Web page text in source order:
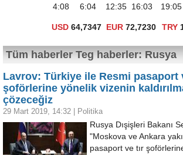
4:08
6:04 12:35 16:03 19:05
USD 64,7347 EUR 72,7230 TRY
Tüm haberler Teg haberler: Rusya
Lavrov: Türkiye ile Resmi pasaport
şoförlerine yönelik vizenin
çözeceğiz
29 Mart 2019, 14:32 Politika
Rusya Dışişleri Bakanı
"Moskova ve Ankara
pasaport ve tır